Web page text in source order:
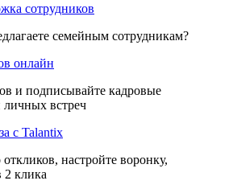
сотрудников
семейным сотрудникам?
онлайн
и подписывайте кадровые
личных встреч
с Talantix
настройте воронку,
2 клика